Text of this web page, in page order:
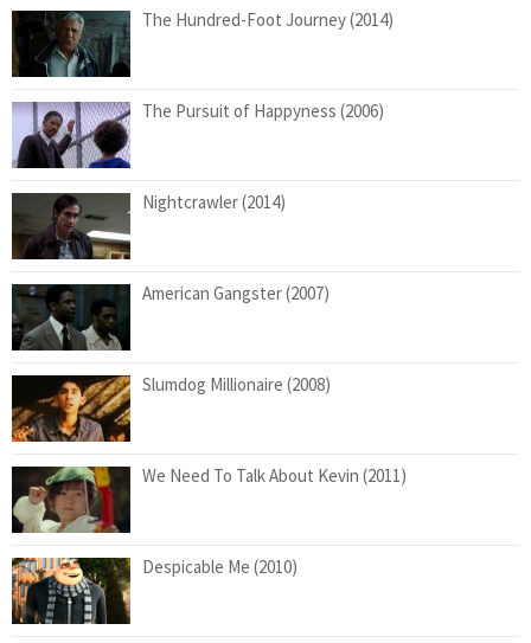
The Hundred-Foot Journey (2014)
The Pursuit of Happyness (2006)
Nightcrawler (2014)
American Gangster (2007)
Slumdog Millionaire (2008)
We Need To Talk About Kevin (2011)
Despicable Me (2010)